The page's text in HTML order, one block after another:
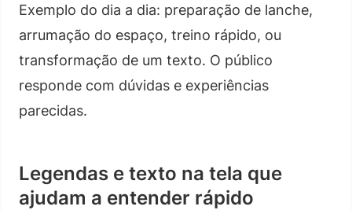
Exemplo do dia a dia: preparação de lanche,
arrumação do espaço, treino rápido, ou
transformação de um texto. O público
responde com dúvidas e experiências
parecidas.
Legendas e texto na tela que
ajudam a entender rápido